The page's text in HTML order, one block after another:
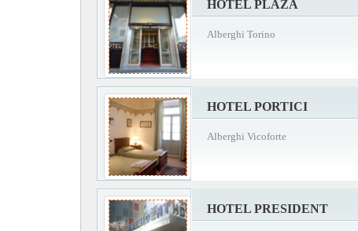
HOTEL PLAZA
Alberghi Torino
HOTEL PORTICI
Alberghi Vicoforte
HOTEL PRESIDENT